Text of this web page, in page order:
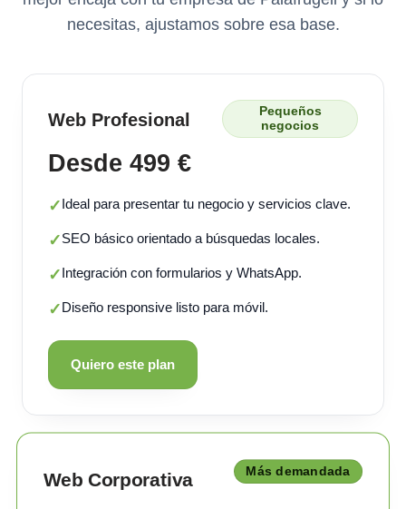
necesitas, ajustamos sobre esa base.
Web Profesional
Pequeños
negocios
Desde 499 €
✓Ideal para presentar tu negocio y servicios clave.
✓SEO básico orientado a búsquedas locales.
✓Integración con formularios y WhatsApp.
✓Diseño responsive listo para móvil.
Quiero este plan
Web Corporativa Más demandada